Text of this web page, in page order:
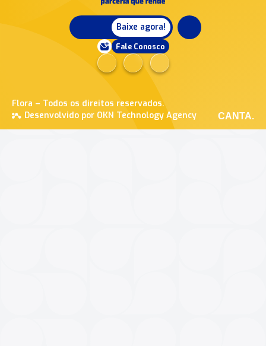
Baixe agora!
Fale Conosco
Flora – Todos os direitos reservados.
Desenvolvido por OKN Technology Agency
CANTA.